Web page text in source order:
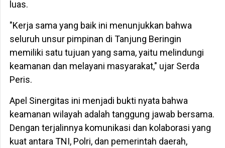
luas.
"Kerja sama yang baik ini menunjukkan bahwa
seluruh unsur pimpinan di Tanjung Beringin
memiliki satu tujuan yang sama, yaitu melindungi
keamanan dan melayani masyarakat," ujar Serda
Peris.
Apel Sinergitas ini menjadi bukti nyata bahwa
keamanan wilayah adalah tanggung jawab bersama.
Dengan terjalinnya komunikasi dan kolaborasi yang
kuat antara TNI, Polri, dan pemerintah daerah,